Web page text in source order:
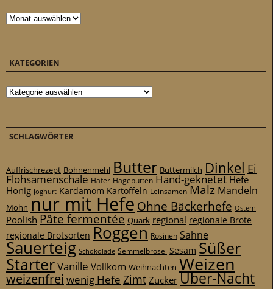
Archiv
KATEGORIEN
Kategorien
SCHLAGWÖRTER
Auffrischrezept Bohnenmehl Butter Buttermilch Dinkel Ei
Flohsamenschale Hafer Hagebutten Hand-geknetet Hefe
Honig Joghurt Kardamom Kartoffeln Leinsamen Malz Mandeln
Mohn nur mit Hefe Ohne Bäckerhefe Ostern
Poolish Pâte fermentée Quark regional regionale Brote
regionale Brotsorten Roggen Rosinen Sahne
Sauerteig Schokolade Semmelbrösel Sesam Süßer
StarterVanille Vollkorn Weihnachten Weizen
weizenfrei wenig Hefe ZimtZuckerÜber-Nacht